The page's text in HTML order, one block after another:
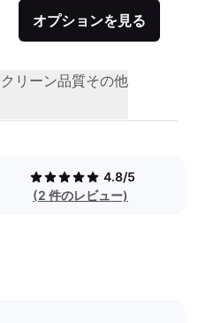
オプションを見る
リーン品質その他
4.8/5
(2 件のレビュー)